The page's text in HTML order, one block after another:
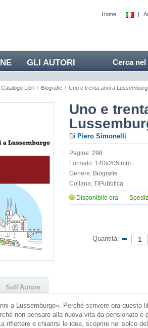
Home | |
Cerca
GLI AUTORI
Catalogo Libri / Biografie / Uno e trenta anni a
Uno e
Di Piero Simonelli
Pagine: 298
Formato: 140x205 mm
Genere: Biografie
Collana: TiPubblica
Disponibile ora
Quantità:
Sull'Autore
a Lussemburgo». Perché scrivere ora questo
non pensare alla nuova vita da pensionato e
riflettere e chiarirsi le idee, scoprire nel solco